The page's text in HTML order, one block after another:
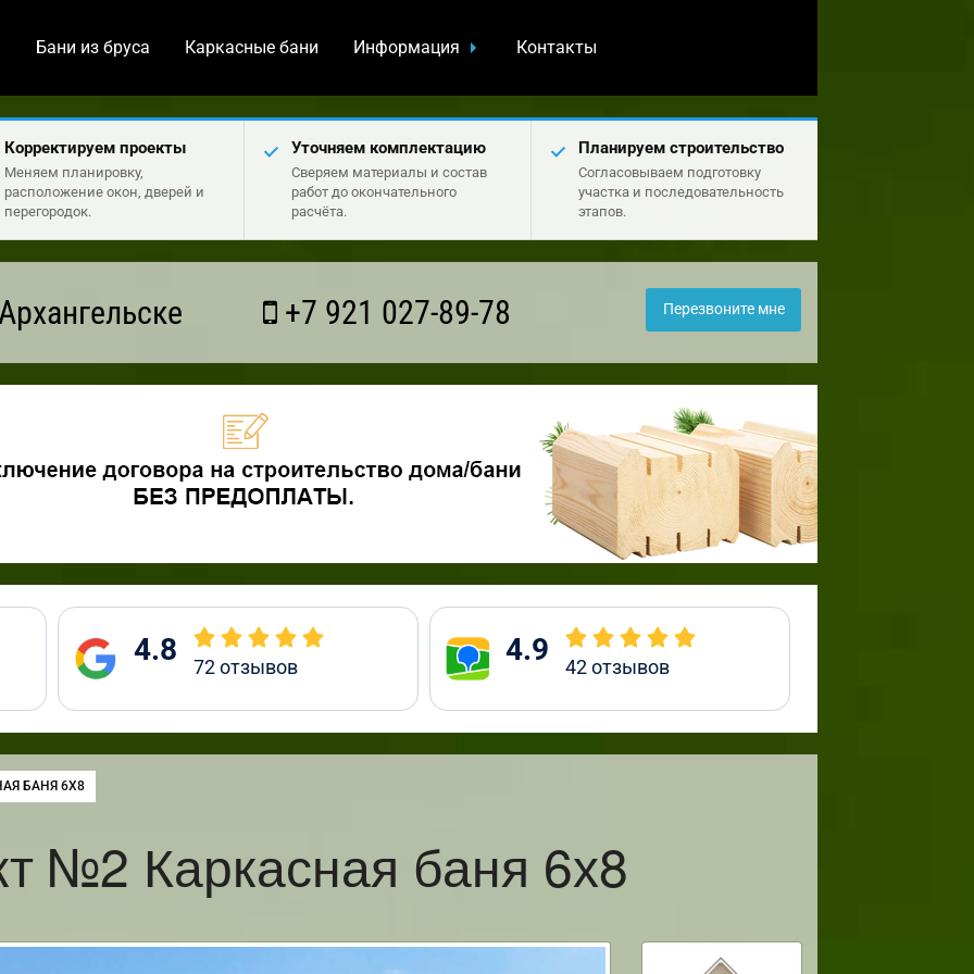
Бани из бруса Каркасные бани Информация Контакты
Корректируем проекты
Меняем планировку,
расположение окон, дверей и
перегородок.
Уточняем комплектацию
Сверяем материалы и состав
работ до окончательного
расчёта.
Планируем строительство
Согласовываем подготовку
участка и последовательность
этапов.
+7 921 027-89-78 Перезвоните мне
4.8 72отзывов 4.9 42отзывов
БАНЯ 6Х8
№2 Каркасная баня 6х8